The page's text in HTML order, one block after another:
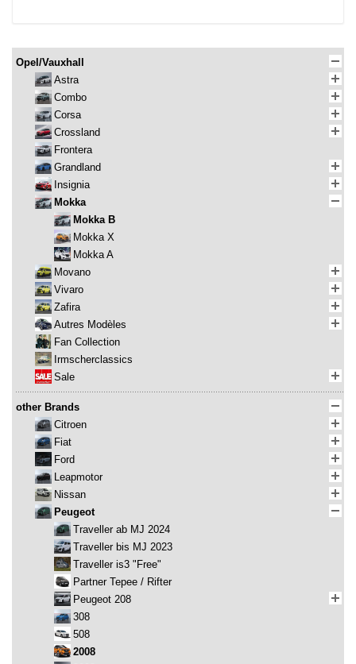
Opel/Vauxhall
Astra
Combo
Corsa
Crossland
Frontera
Grandland
Insignia
Mokka
Mokka B
Mokka X
Mokka A
Movano
Vivaro
Zafira
Autres Modèles
Fan Collection
Irmscherclassics
Sale
other Brands
Citroen
Fiat
Ford
Leapmotor
Nissan
Peugeot
Traveller ab MJ 2024
Traveller bis MJ 2023
Traveller is3 "Free"
Partner Tepee / Rifter
Peugeot 208
308
508
2008